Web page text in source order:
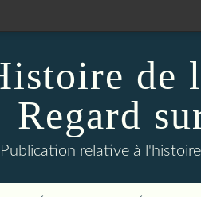
de
Regard
Publication relative à